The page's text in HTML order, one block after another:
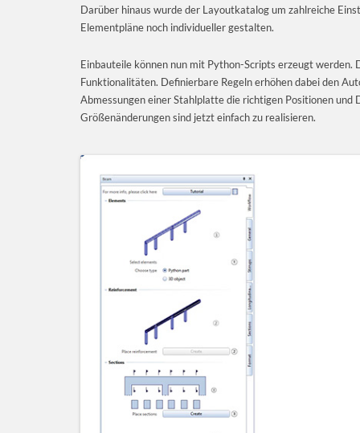
Darüber hinaus wurde der Layoutkatalog um zahlreiche
Elementpläne noch individueller gestalten.
Einbauteile können nun mit Python-Scripts erzeugt
Funktionalitäten. Definierbare Regeln erhöhen dabei den
Abmessungen einer Stahlplatte die richtigen Positionen
Größenänderungen sind jetzt einfach zu realisieren.